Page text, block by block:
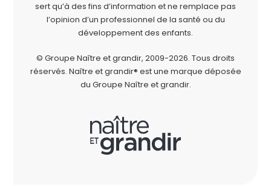
sert qu’à des fins d’information et ne remplace pas
l’opinion d’un professionnel de la santé ou du
développement des enfants.
© Groupe Naître et grandir, 2009-2026. Tous droits
réservés. Naître et grandir® est une marque déposée
du Groupe Naître et grandir.